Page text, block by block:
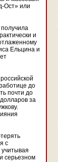
Ост» или
получила
и
Ельцина и
до
почти до
за
с
серьезном